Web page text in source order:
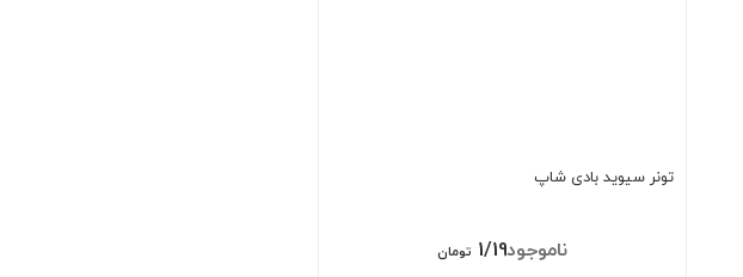
تونر سیوید بادی شاپ
1/198/000 تومان